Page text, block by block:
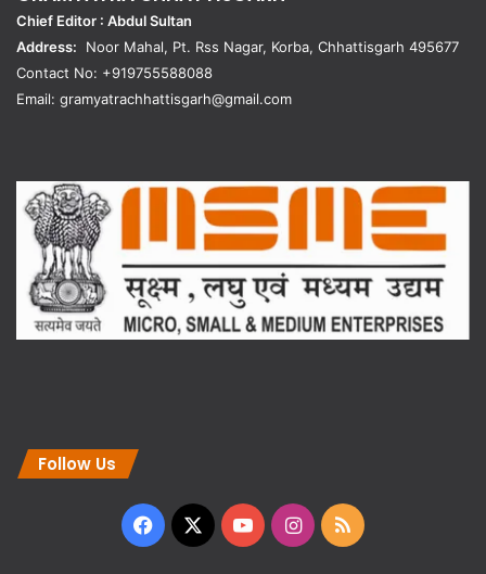
Chief Editor : Abdul Sultan
Address: Noor Mahal, Pt. Rss Nagar, Korba, Chhattisgarh 495677
Contact No: +919755588088
Email: gramyatrachhattisgarh@gmail.com
Follow Us
Facebook
X YouTubeInstagram
RSS